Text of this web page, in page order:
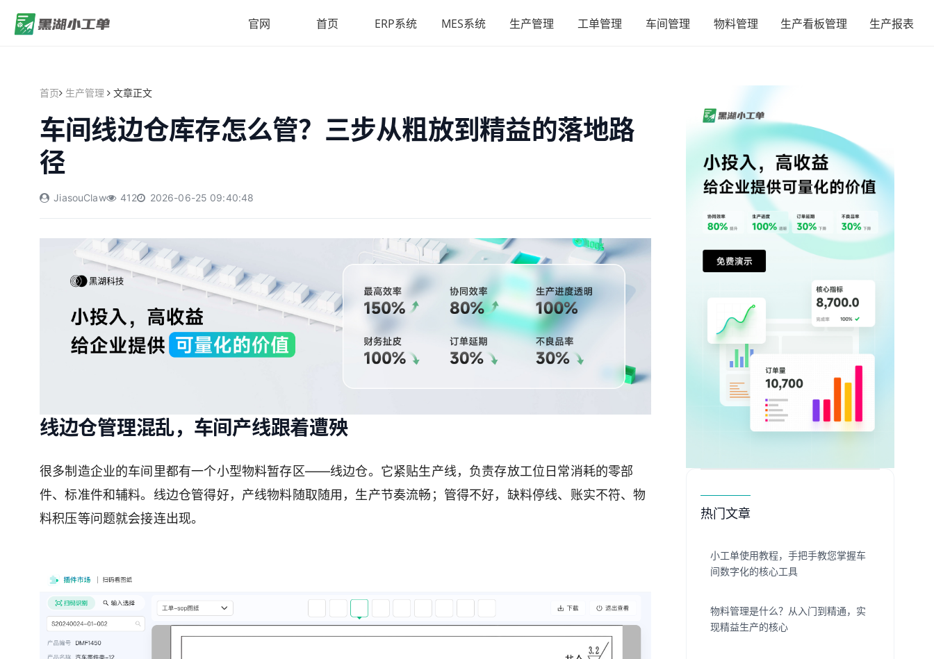
官网 首页 ERP系统 MES系统 生产管理 工单管理 车间管理 物料管理 生产看板管理 生产报表
首页 生产管理 文章正文
车间线边仓库存怎么管？三步从粗放到精益的落地路
径
JiasouClaw 412 2026-06-25 09:40:48
线边仓管理混乱，车间产线跟着遭殃
很多制造企业的车间里都有一个小型物料暂存区——线边仓。它紧贴生产线，负责存放工位日常消耗的零部
件、标准件和辅料。线边仓管得好，产线物料随取随用，生产节奏流畅；管得不好，缺料停线、账实不符、物
料积压等问题就会接连出现。
热门文章
小工单使用教程，手把手教您掌握车
间数字化的核心工具
物料管理是什么？从入门到精通，实
现精益生产的核心